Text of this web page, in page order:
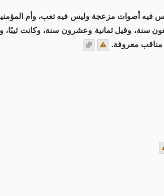
فيه أصوات مزعجة وليس فيه تعب، وأم
سنة، وقيل ثمانية وعشرون سنة، وكانت ثيبًا،
مناقب معروفة.